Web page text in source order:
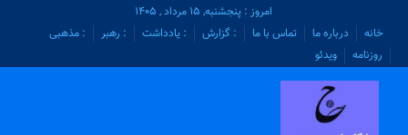
امروز : پنجشنبه, ۱۵ مرداد , ۱۴۰۵
خانه
درباره ما تماس با ما : گزارش : یادداشت : رهبر
: مذهبی
روزنامه
ویدئو